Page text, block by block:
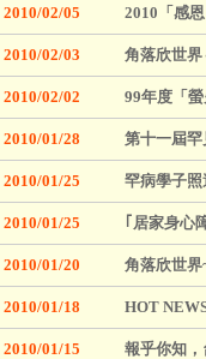
2010/02/05 2010「感
2010/02/03 角落欣世
2010/02/02 99年度「
2010/01/28 第十一屆
2010/01/25 罕病學子
2010/01/25 ｢居家身心
2010/01/20 角落欣世
2010/01/18 HOT
2010/01/15 報乎你知